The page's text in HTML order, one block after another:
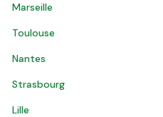
Marseille
Toulouse
Nantes
Strasbourg
Lille